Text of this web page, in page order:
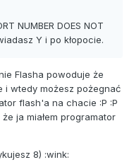
NUMBER DOES NOT
Y i po kłopocie.
Flasha powoduje że
i wtedy możesz pożegnać
flash'a na chacie :P :P
ja miałem programator
8) :wink: